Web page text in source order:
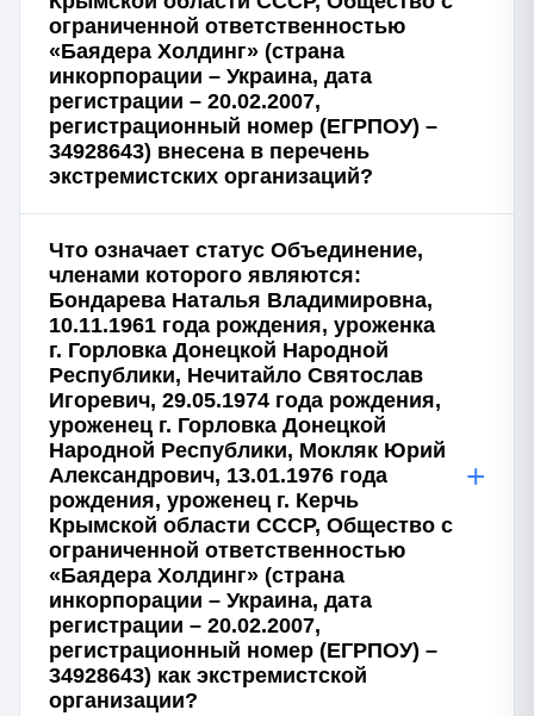
ограниченной ответственностью
«Баядера Холдинг» (страна
инкорпорации – Украина, дата
регистрации – 20.02.2007,
регистрационный номер (ЕГРПОУ) –
34928643) внесена в перечень
экстремистских организаций?
Что означает статус Объединение,
членами которого являются:
Бондарева Наталья Владимировна,
10.11.1961 года рождения, уроженка
г. Горловка Донецкой Народной
Республики, Нечитайло Святослав
Игоревич, 29.05.1974 года рождения,
уроженец г. Горловка Донецкой
Народной Республики, Мокляк Юрий
Александрович, 13.01.1976 года
рождения, уроженец г. Керчь
Крымской области СССР, Общество с
ограниченной ответственностью
«Баядера Холдинг» (страна
инкорпорации – Украина, дата
регистрации – 20.02.2007,
регистрационный номер (ЕГРПОУ) –
34928643) как экстремистской
организации?
+